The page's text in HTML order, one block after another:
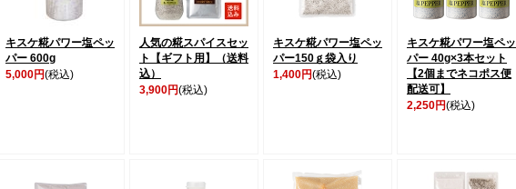
キスケ糀パワー塩ペッ
パー 600g
5,000円(税込)
人気の糀スパイスセッ
ト【ギフト用】（送料
込）
3,900円(税込)
キスケ糀パワー塩ペッ
パー150ｇ袋入り
1,400円(税込)
キスケ糀パワー塩ペッ
パー 40g×3本セット
【2個までネコポス便
配送可】
2,250円(税込)